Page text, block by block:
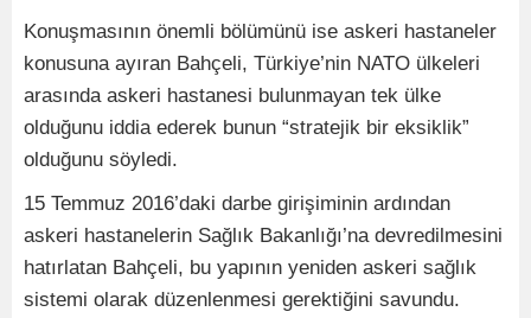
Konuşmasının önemli bölümünü ise askeri hastaneler
konusuna ayıran Bahçeli, Türkiye’nin NATO ülkeleri
arasında askeri hastanesi bulunmayan tek ülke
olduğunu iddia ederek bunun “stratejik bir eksiklik”
olduğunu söyledi.
15 Temmuz 2016’daki darbe girişiminin ardından
askeri hastanelerin Sağlık Bakanlığı’na devredilmesini
hatırlatan Bahçeli, bu yapının yeniden askeri sağlık
sistemi olarak düzenlenmesi gerektiğini savundu.